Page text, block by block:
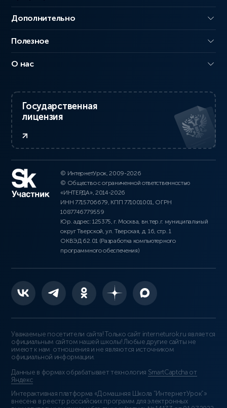
Дополнительно
Полезное
О нас
Государственная
лицензия
© ИнтернетУрок, 2009-2026
© Общество с ограниченной ответственностью
«ИНТЕРДА», 2014-2026
ИНН 7715706679, КПП 771001001, ОГРН
1087746779559
Юр. адрес: 125375, г. Москва, вн.тер.г. муниципальный
округ Тверской, ул. Тверская, д. 16, стр. 1
ОКВЭД 62.01 (Разработка компьютерного
программного обеспечения)
Уважаемые посетители сайта! Только сайт interneturok.ru является
официальным сайтом нашей школы! Любые другие сайты не
имеют к нам отношения и не являются источником
официальной информации.
Данные в формах обрабатывает технология SmartCaptcha от
Яндекс
Интерактивная платформа «Домашняя Школа “ИнтернетУрок”»
внесена в реестр российских программ для электронных